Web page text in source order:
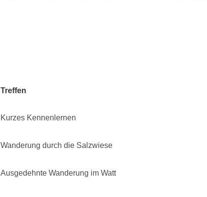
Treffen
Kurzes Kennenlernen
Wanderung durch die Salzwiese
Ausgedehnte Wanderung im Watt